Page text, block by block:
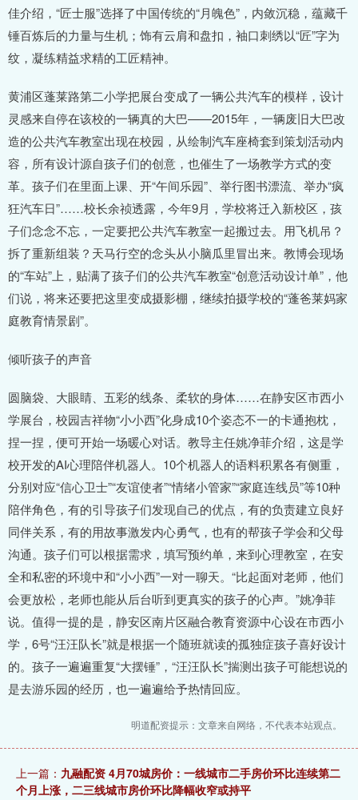
佳介绍，“匠士服”选择了中国传统的“月魄色”，内敛沉稳，蕴藏千
锤百炼后的力量与生机；饰有云肩和盘扣，袖口刺绣以“匠”字为
纹，凝练精益求精的工匠精神。
黄浦区蓬莱路第二小学把展台变成了一辆公共汽车的模样，设计
灵感来自停在该校的一辆真的大巴——2015年，一辆废旧大巴改
造的公共汽车教室出现在校园，从绘制汽车座椅套到策划活动内
容，所有设计源自孩子们的创意，也催生了一场教学方式的变
革。孩子们在里面上课、开“午间乐园”、举行图书漂流、举办“疯
狂汽车日”……校长余祯透露，今年9月，学校将迁入新校区，孩
子们念念不忘，一定要把公共汽车教室一起搬过去。用飞机吊？
拆了重新组装？天马行空的念头从小脑瓜里冒出来。教博会现场
的“车站”上，贴满了孩子们的公共汽车教室“创意活动设计单”，他
们说，将来还要把这里变成摄影棚，继续拍摄学校的“蓬爸莱妈家
庭教育情景剧”。
倾听孩子的声音
圆脑袋、大眼睛、五彩的线条、柔软的身体……在静安区市西小
学展台，校园吉祥物“小小西”化身成10个姿态不一的卡通抱枕，
捏一捏，便可开始一场暖心对话。教导主任姚净菲介绍，这是学
校开发的AI心理陪伴机器人。10个机器人的语料积累各有侧重，
分别对应“信心卫士”“友谊使者”“情绪小管家”“家庭连线员”等10种
陪伴角色，有的引导孩子们发现自己的优点，有的负责建立良好
同伴关系，有的用故事激发内心勇气，也有的帮孩子学会和父母
沟通。孩子们可以根据需求，填写预约单，来到心理教室，在安
全和私密的环境中和“小小西”一对一聊天。“比起面对老师，他们
会更放松，老师也能从后台听到更真实的孩子的心声。”姚净菲
说。值得一提的是，静安区南片区融合教育资源中心设在市西小
学，6号“汪汪队长”就是根据一个随班就读的孤独症孩子喜好设计
的。孩子一遍遍重复“大摆锤”，“汪汪队长”揣测出孩子可能想说的
是去游乐园的经历，也一遍遍给予热情回应。
明道配资提示：文章来自网络，不代表本站观点。
上一篇： 九融配资 4月70城房价：一线城市二手房价环比连续第二
个月上涨，二三线城市房价环比降幅收窄或持平